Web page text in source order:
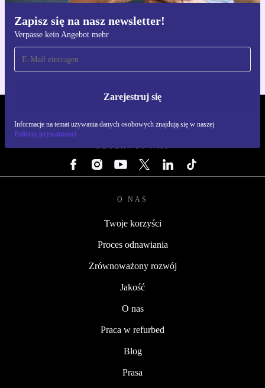
Zapisz się na nasz newsletter!
Verpasse kein Angebot mehr
Zarejestruj się
Informacje na temat używania danych osobowych znajdują się w naszej
Polityce prywatności
Pobierz aplikację refurbed
Dla iOS i Android
OBSERWUJ NAS
O NAS
Twoje korzyści
Proces odnawiania
Zrównoważony rozwój
Jakość
O nas
Praca w refurbed
Blog
Prasa